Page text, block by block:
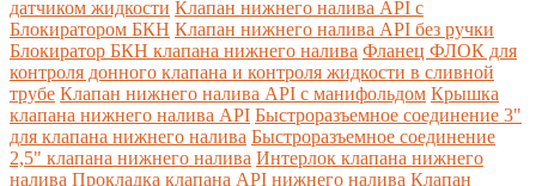
датчиком жидкости Клапан нижнего налива API с
Блокиратором БКН Клапан нижнего налива API без ручки
Блокиратор БКН клапана нижнего налива Фланец ФЛОК для
контроля донного клапана и контроля жидкости в сливной
трубе Клапан нижнего налива API с манифольдом Крышка
клапана нижнего налива API Быстроразъемное соединение 3"
для клапана нижнего налива Быстроразъемное соединение
2,5" клапана нижнего налива Интерлок клапана нижнего
налива Прокладка клапана API нижнего налива Клапан